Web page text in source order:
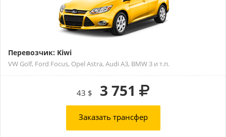
Перевозчик: Kiwi
VW Golf, Ford Focus, Opel Astra, Audi A3, BMW 3 и т.п.
43 $ 3 751
Заказать трансфер